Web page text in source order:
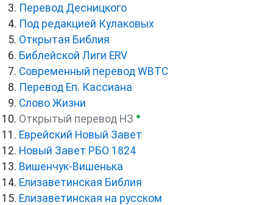
Перевод Десницкого
Под редакцией Кулаковых
Открытая Библия
Библейской Лиги ERV
Cовременный перевод WBTC
Перевод Еп. Кассиана
Слово Жизни
Открытый перевод НЗ ●
Еврейский Новый Завет
Новый Завет РБО 1824
Вишенчук-Вишенька
Елизаветинская Библия
Елизаветинская на русском